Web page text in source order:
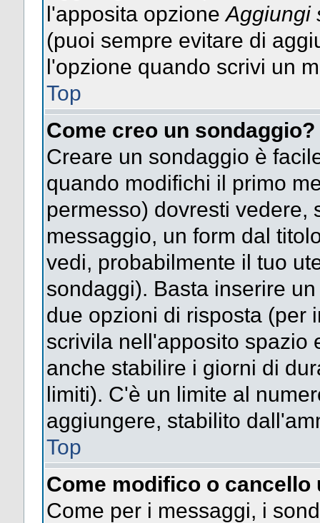
l'apposita opzioneAggiungi
(puoi sempre evitare di
l'opzione quando scrivi un
Top
Come creo un sondaggio?
Creare un sondaggio è
quando modifichi il primo
permesso) dovresti vedere,
messaggio, un form dal
vedi, probabilmente il tuo
sondaggi). Basta inserire
due opzioni di risposta (per
scrivila nell'apposito spazio
anche stabilire i giorni di
limiti). C'è un limite al
aggiungere, stabilito
Top
Come modifico o cancello
Come per i messaggi, i